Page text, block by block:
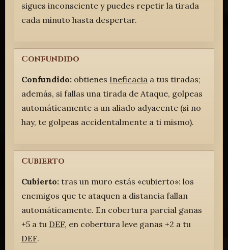
sigues inconsciente y puedes repetir la tirada
cada minuto hasta despertar.
Confundido
Confundido:obtienes Ineficaciaa tus tiradas;
además, si fallas una tirada de Ataque, golpeas
automáticamente a un aliado adyacente (si no
hay, te golpeas accidentalmente a ti mismo).
Cubierto
Cubierto:tras un muro estás «cubierto»: los
enemigos que te ataquen a distancia fallan
automáticamente. En cobertura parcial ganas
+5 a tu DEF, en cobertura leve ganas +2 a tu
DEF.